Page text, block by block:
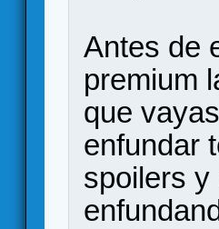
Antes de
premium
que
enfundar
spoilers y